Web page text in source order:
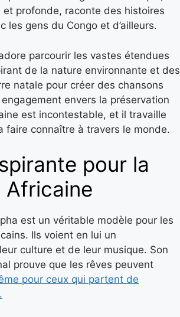
profonde, raconte des histoires
les gens du Congo et d’ailleurs.
parcourir les vastes étendues
de la nature environnante et des
natale pour créer des chansons
envers la préservation
est incontestable, et il travaille
faire connaître à travers le monde.
pour la
Africaine
est un véritable modèle pour les
Ils voient en lui un
culture et de leur musique. Son
prouve que les rêves peuvent
pour ceux qui partent de